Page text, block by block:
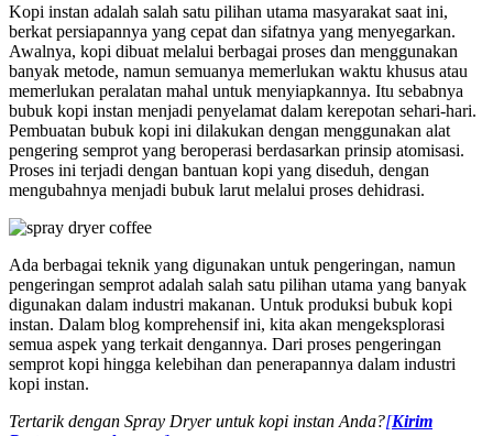
Kopi instan adalah salah satu pilihan utama masyarakat saat ini,
berkat persiapannya yang cepat dan sifatnya yang menyegarkan.
Awalnya, kopi dibuat melalui berbagai proses dan menggunakan
banyak metode, namun semuanya memerlukan waktu khusus atau
memerlukan peralatan mahal untuk menyiapkannya. Itu sebabnya
bubuk kopi instan menjadi penyelamat dalam kerepotan sehari-hari.
Pembuatan bubuk kopi ini dilakukan dengan menggunakan alat
pengering semprot yang beroperasi berdasarkan prinsip atomisasi.
Proses ini terjadi dengan bantuan kopi yang diseduh, dengan
mengubahnya menjadi bubuk larut melalui proses dehidrasi.
Ada berbagai teknik yang digunakan untuk pengeringan, namun
pengeringan semprot adalah salah satu pilihan utama yang banyak
digunakan dalam industri makanan. Untuk produksi bubuk kopi
instan. Dalam blog komprehensif ini, kita akan mengeksplorasi
semua aspek yang terkait dengannya. Dari proses pengeringan
semprot kopi hingga kelebihan dan penerapannya dalam industri
kopi instan.
Tertarik dengan Spray Dryer untuk kopi instan Anda?[Kirim